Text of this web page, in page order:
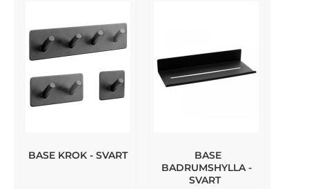
BASE KROK - SVART
BASE
BADRUMSHYLLA -
SVART